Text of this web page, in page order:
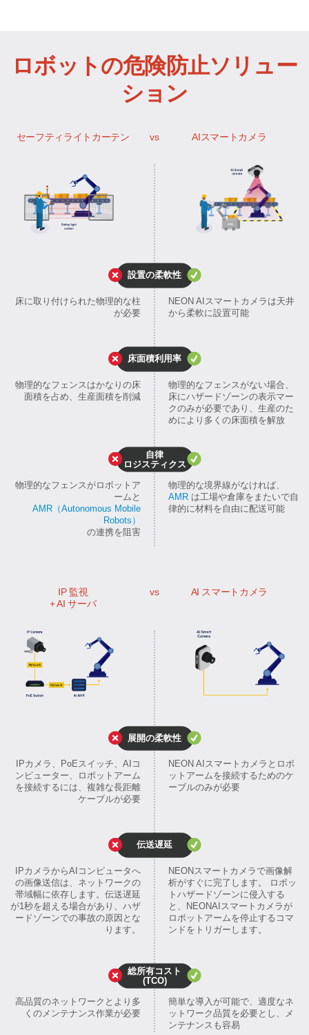
ロボットの危険防止ソリュー
ション
セーフティライトカーテン vs AIスマートカメラ
設置の柔軟性
床に取り付けられた物理的な柱
が必要
NEON AIスマートカメラは天井
から柔軟に設置可能
床面積利用率
物理的なフェンスはかなりの床
面積を占め、生産面積を削減
物理的なフェンスがない場合、
床にハザードゾーンの表示マー
クのみが必要であり、生産のた
めにより多くの床面積を解放
自律
ロジスティクス
物理的なフェンスがロボットア
ームと
AMR（Autonomous Mobile
Robots）
の連携を阻害
物理的な境界線がなければ、
AMR は工場や倉庫をまたいで自
律的に材料を自由に配送可能
IP 監視
+ AI サーバ
vs AI スマートカメラ
展開の柔軟性
IPカメラ、PoEスイッチ、AIコ
ンピューター、ロボットアーム
を接続するには、複雑な長距離
ケーブルが必要
NEON AIスマートカメラとロボ
ットアームを接続するためのケ
ーブルのみが必要
伝送遅延
IPカメラからAIコンピュータへ
の画像送信は、ネットワークの
帯域幅に依存します。伝送遅延
が1秒を超える場合があり、ハザ
ードゾーンでの事故の原因とな
ります。
NEONスマートカメラで画像解
析がすぐに完了します。 ロボッ
トハザードゾーンに侵入する
と、NEONAIスマートカメラが
ロボットアームを停止するコマ
ンドをトリガーします。
総所有コスト
(TCO)
高品質のネットワークとより多
くのメンテナンス作業が必要
簡単な導入が可能で、適度なネ
ットワーク品質を必要とし、メ
ンテナンスも容易